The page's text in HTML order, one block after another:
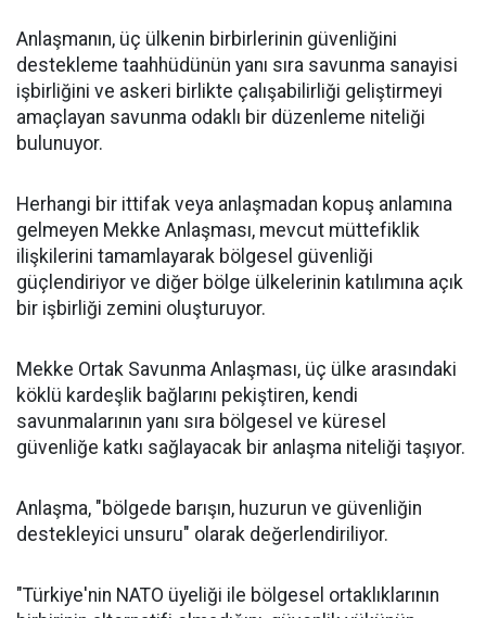
Anlaşmanın, üç ülkenin birbirlerinin güvenliğini
destekleme taahhüdünün yanı sıra savunma sanayisi
işbirliğini ve askeri birlikte çalışabilirliği geliştirmeyi
amaçlayan savunma odaklı bir düzenleme niteliği
bulunuyor.
Herhangi bir ittifak veya anlaşmadan kopuş anlamına
gelmeyen Mekke Anlaşması, mevcut müttefiklik
ilişkilerini tamamlayarak bölgesel güvenliği
güçlendiriyor ve diğer bölge ülkelerinin katılımına açık
bir işbirliği zemini oluşturuyor.
Mekke Ortak Savunma Anlaşması, üç ülke arasındaki
köklü kardeşlik bağlarını pekiştiren, kendi
savunmalarının yanı sıra bölgesel ve küresel
güvenliğe katkı sağlayacak bir anlaşma niteliği taşıyor.
Anlaşma, "bölgede barışın, huzurun ve güvenliğin
destekleyici unsuru" olarak değerlendiriliyor.
"Türkiye'nin NATO üyeliği ile bölgesel ortaklıklarının